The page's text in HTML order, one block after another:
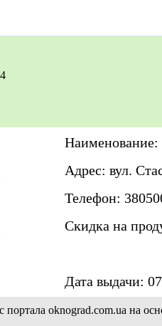
Наименование:
Адрес: вул.
Телефон:
Скидка на
Дата выдачи:
портала oknograd.com.ua на